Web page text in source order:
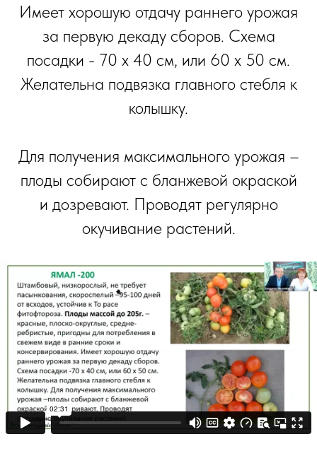
Имеет хорошую отдачу раннего урожая
за первую декаду сборов. Схема
посадки - 70 х 40 см, или 60 х 50 см.
Желательна подвязка главного стебля к
колышку.
Для получения максимального урожая –
плоды собирают с бланжевой окраской
и дозревают. Проводят регулярно
окучивание растений.